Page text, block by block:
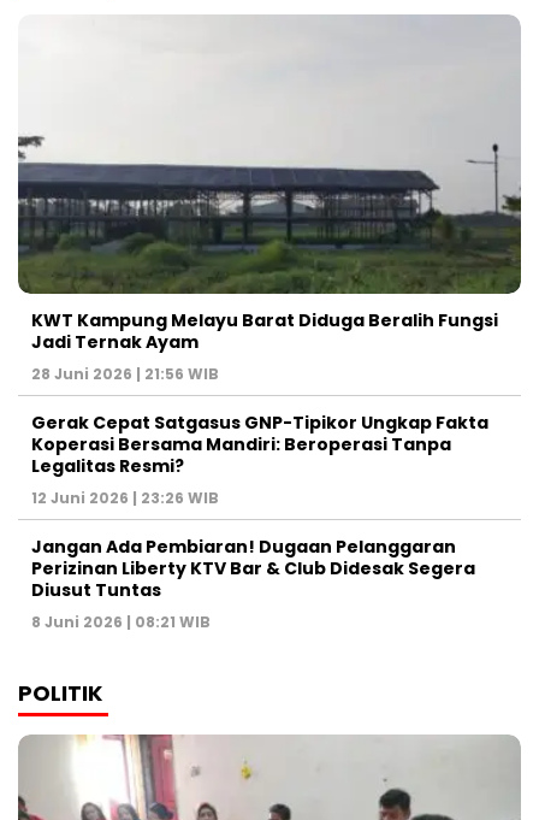
KWT Kampung Melayu Barat Diduga Beralih Fungsi
Jadi Ternak Ayam
28 Juni 2026 | 21:56 WIB
Gerak Cepat Satgasus GNP-Tipikor Ungkap Fakta
Koperasi Bersama Mandiri: Beroperasi Tanpa
Legalitas Resmi?
12 Juni 2026 | 23:26 WIB
Jangan Ada Pembiaran! Dugaan Pelanggaran
Perizinan Liberty KTV Bar & Club Didesak Segera
Diusut Tuntas
8 Juni 2026 | 08:21 WIB
POLITIK